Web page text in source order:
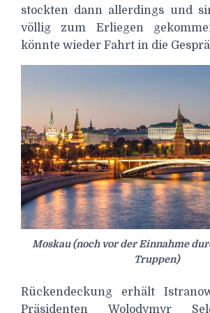
stockten dann allerdings und
völlig zum Erliegen
könnte wieder Fahrt in die
Moskau (noch vor der Einnahme
Truppen)
Rückendeckung erhält
Präsidenten Wolodymyr